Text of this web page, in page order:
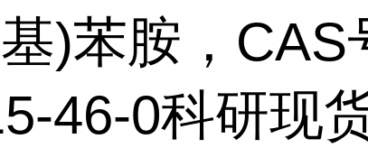
)苯胺，CAS
46-0科研现